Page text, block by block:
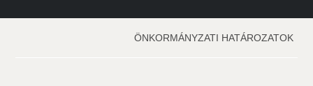
ÖNKORMÁNYZATI HATÁROZATOK